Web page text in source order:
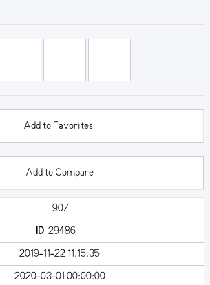
Add to Favorites
Add to Compare
907
ID29486
2019-11-22 11:15:35
2020-03-01 00:00:00